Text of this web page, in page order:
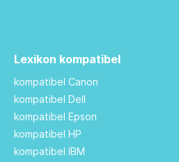
Lexikon kompatibel
kompatibel Canon
kompatibel Dell
kompatibel Epson
kompatibel HP
kompatibel IBM